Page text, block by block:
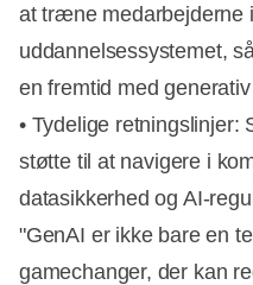
at træne medarbejderne
uddannelsessystemet,
en fremtid med generativ
• Tydelige retningslinjer:
støtte til at navigere i
datasikkerhed og AI-
"GenAI er ikke bare en
gamechanger, der kan